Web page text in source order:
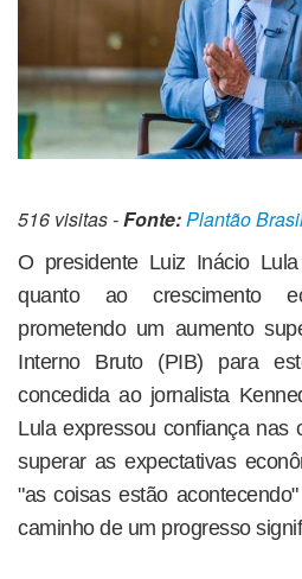
516 visitas -Fonte:Plantão
O presidente Luiz Inácio
quanto ao crescimento
prometendo um aumento
Interno Bruto (PIB) para
concedida ao jornalista
Lula expressou confiança nas
superar as expectativas
"as coisas estão
caminho de um progresso